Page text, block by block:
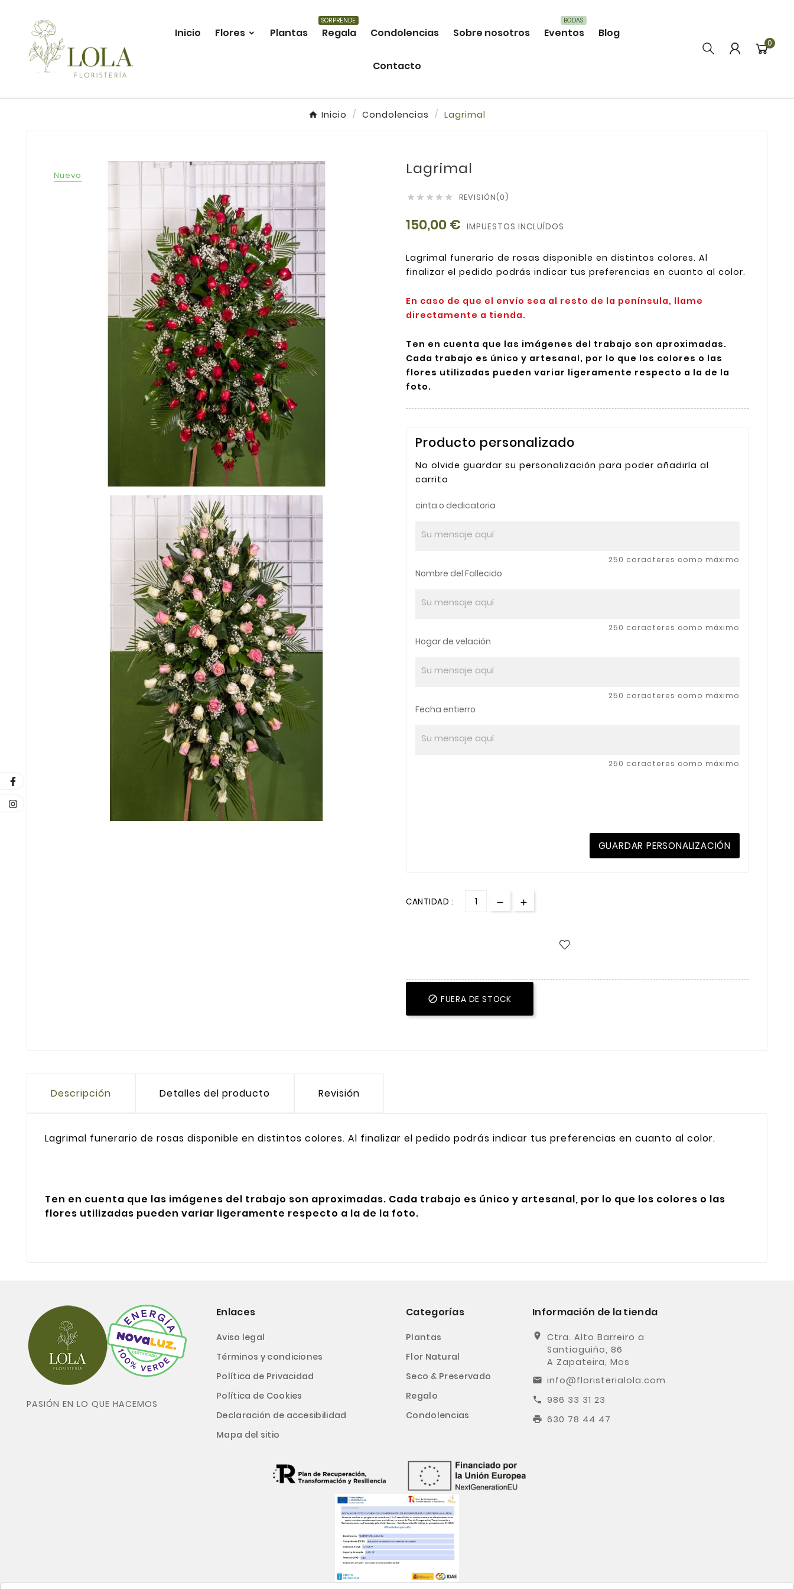
Inicio Flores Plantas Regala
SORPRENDE
Condolencias Sobre nosotros Eventos
BODAS
Blog
Contacto
0
Inicio Condolencias Lagrimal
Nuevo Lagrimal
     REVISIÓN(0)
150,00 € IMPUESTOS INCLUÍDOS
Lagrimal funerario de rosas disponible en distintos colores. Al
finalizar el pedido podrás indicar tus preferencias en cuanto al color.
En caso de que el envío sea al resto de la península, llame
directamente a tienda.
Ten en cuenta que las imágenes del trabajo son aproximadas.
Cada trabajo es único y artesanal, por lo que los colores o las
flores utilizadas pueden variar ligeramente respecto a la de la
foto.
Producto personalizado
No olvide guardar su personalización para poder añadirla al
carrito
cinta o dedicatoria
250 caracteres como máximo
Nombre del Fallecido
250 caracteres como máximo
Hogar de velación
250 caracteres como máximo
Fecha entierro
250 caracteres como máximo
GUARDAR PERSONALIZACIÓN
CANTIDAD :
 FUERA DE STOCK
Descripción Detalles del producto Revisión
Lagrimal funerario de rosas disponible en distintos colores. Al finalizar el pedido podrás indicar tus preferencias en cuanto al color.
Ten en cuenta que las imágenes del trabajo son aproximadas. Cada trabajo es único y artesanal, por lo que los colores o las
flores utilizadas pueden variar ligeramente respecto a la de la foto.
PASIÓN EN LO QUE HACEMOS
Enlaces
Aviso legal
Términos y condiciones
Política de Privacidad
Política de Cookies
Declaración de accesibilidad
Mapa del sitio
Categorías
Plantas
Flor Natural
Seco & Preservado
Regalo
Condolencias
Información de la tienda
location_on
Ctra. Alto Barreiro a
Santiaguiño, 86
A Zapateira, Mos
email info@floristerialola.com
call 986 33 31 23
print 630 78 44 47